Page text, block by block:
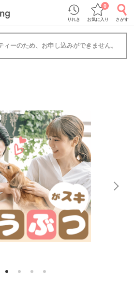
りれき お気に入り
0
さがす
ィーのため、お申し込みができません。
1 2 3 4